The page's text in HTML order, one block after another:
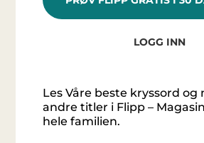
LOGG INN
Les Våre beste kryssord og
andre titler i Flipp –
hele familien.